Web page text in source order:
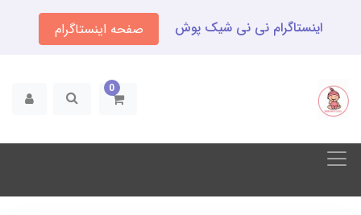
اینستاگرام نی نی شیک پوش صفحه اینستاگرام
0